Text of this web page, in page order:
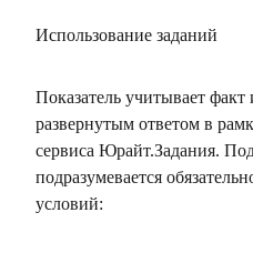
Использование заданий
Показатель учитывает факт
развернутым ответом в
сервиса Юрайт.Задания.
подразумевается
условий: